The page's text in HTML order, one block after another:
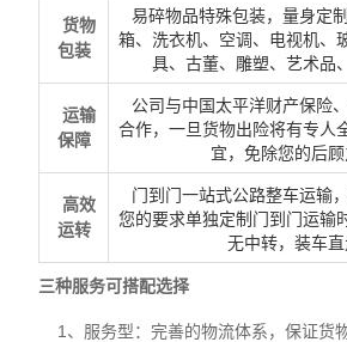
货物
包装
易碎物品特殊包装，量身定
箱、洗衣机、空调、电视机、
具、古董、雕塑、艺术品
运输
保障
公司与中国太平洋财产保险
合作，一旦货物出险将有专人
宜，免除您的后顾
高效
运转
门到门一站式公路整车运输
您的要求单独定制门到门运输
无中转，装车直
三种服务可搭配选择
1、服务型：完善的物流体系，保证货